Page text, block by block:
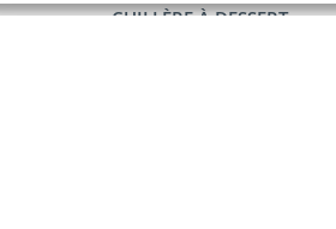
CUILLÈRE À DESSERT